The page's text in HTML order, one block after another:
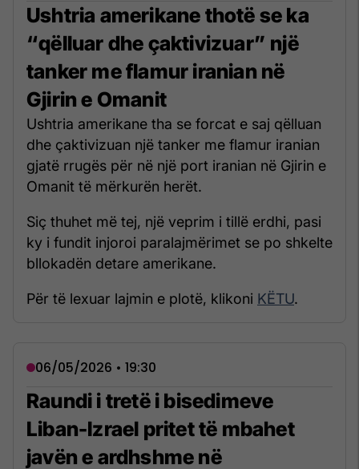
Ushtria amerikane thotë se ka
“qëlluar dhe çaktivizuar” një
tanker me flamur iranian në
Gjirin e Omanit
Ushtria amerikane tha se forcat e saj qëlluan
dhe çaktivizuan një tanker me flamur iranian
gjatë rrugës për në një port iranian në Gjirin e
Omanit të mërkurën herët.
Siç thuhet më tej, një veprim i tillë erdhi, pasi
ky i fundit injoroi paralajmërimet se po shkelte
bllokadën detare amerikane.
Për të lexuar lajmin e plotë, klikoni KËTU.
06/05/2026 • 19:30
Raundi i tretë i bisedimeve
Liban-Izrael pritet të mbahet
javën e ardhshme në